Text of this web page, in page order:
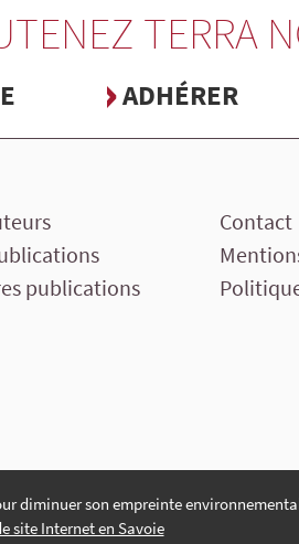
TERRA
ADHÉRER
publications
Contact
diminuer son empreinte
site Internet en Savoie